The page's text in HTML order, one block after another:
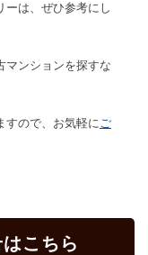
ーは、ぜひ参考にし
マンションを探すな
すので、お気軽にご
こちら